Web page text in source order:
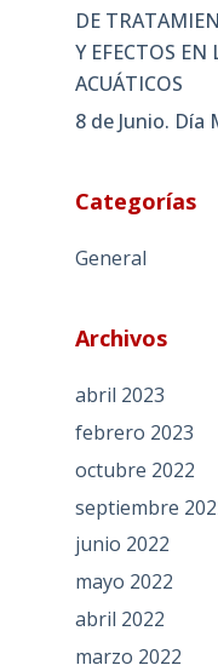
DE
Y EFECTOS
ACUÁTICOS
8 de Junio. Día
Categorías
General
Archivos
abril 2023
febrero 2023
octubre 2022
septiembre
junio 2022
mayo 2022
abril 2022
marzo 2022